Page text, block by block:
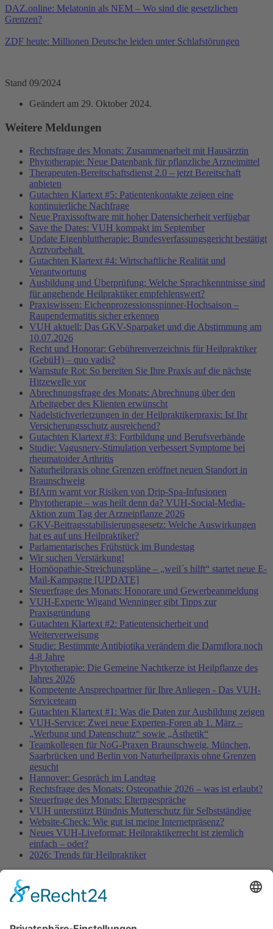
DAZ.online: Melatonin als NEM – Wo sind die gesetzlichen
Grenzen?
ZDF heute: Millionen Deutsche leiden unter Schlafstörungen
Stand 09/2024
Geändert am 29. Oktober 2024.
Weitere Meldungen
Rechtsfrage des Monats: Zusammenarbeit mit Hausärztin
Phytotherapie: Neue Datenbank für pflanzliche Arzneimittel
Therapeuten-Bereitschaftsdienst 2.0 – jetzt Bereitschaft
anbieten
Gutachten Klartext #5: Patientenkontakte zeigen eine
kontinuierliche Nachfrage
Neue Praxissoftware mit hoher Datensicherheit verfügbar
Save the Dates: VUH kompakt im September
Update Eigenbluttherapie: Bundesverfassungsgericht bestätigt
Arztvorbehalt
Gutachten Klartext #4: Wirtschaftliche Realität und
Verantwortung
Ausbildung und Überprüfung: Welche Sprachkenntnisse sind
für angehende Heilpraktiker empfehlenswert?
Praxiswissen: Eichenprozessionsspinner-Hochsaison –
Raupendermatitis sicher erkennen
VUH aktuell: Das GKV-Sparpaket und die Abstimmung am
10.07.2026
Recht und Honorar: Gebührenverzeichnis für Heilpraktiker
(GebüH) – quo vadis?
Warnstufe Rot: So bereiten Sie Ihre Praxis auf die nächste
Hitzewelle vor
Abrechnungsfrage des Monats: Abrechnung über den
Arbeitgeber des Klienten erwünscht
Nadelstichverletzungen in der Heilpraktikerpraxis: Ist Ihr
Versicherungsschutz ausreichend?
Gutachten Klartext #3: Fortbildung und Berufsverbände
Studie: Vagusnerv-Stimulation verbessert Symptome bei
rheumatoider Arthritis
Naturheilpraxis ohne Grenzen eröffnet neuen Standort in
Braunschweig
BfArm warnt vor Risiken von Drip-Spa-Infusionen
Phytotherapie – was heilt denn da? VUH-Social-Media-
Aktion zum Tag der Arzneipflanze 2026
GKV-Beitragsstabilisierungsgesetz: Welche Auswirkungen
hat es auf uns Heilpraktiker?
Parlamentarisches Frühstück im Bundestag
Wir suchen Verstärkung!
Homöopathie-Streichungspläne – „weil´s hilft“ startet neue E-
Mail-Kampagne [UPDATE]
Steuerfrage des Monats: Honorare und Gewerbeanmeldung
VUH-Experte Wigand Wenninger gibt Tipps zur
Praxisgründung
Gutachten Klartext #2: Patientensicherheit und
Weiterverweisung
Studie: Bestimmte Antibiotika verändern die Darmflora noch
4-8 Jahre
Phytotherapie: Die Gemeine Nachtkerze ist Heilpflanze des
Jahres 2026
Kompetente Ansprechpartner für Ihre Anliegen - Das VUH-
Serviceteam
Gutachten Klartext #1: Was die Daten zur Ausbildung zeigen
VUH-Service: Zwei neue Experten-Foren ab 1. März –
„Werbung und Datenschutz“ sowie „Ästhetik“
Teamkollegen für NoG-Praxen Braunschweig, München,
Saarbrücken und Berlin von Naturheilpraxis ohne Grenzen
gesucht
Hannover: Gespräch im Landtag
Rechtsfrage des Monats: Osteopathie 2026 – was ist erlaubt?
Steuerfrage des Monats: Elterngespräche
VUH unterstützt Bündnis Mutterschutz für Selbstständige
Website-Check: Wie gut ist meine Internetpräsenz?
Neues VUH-Liveformat: Heilpraktikerrecht ist ziemlich
einfach – oder?
2026: Trends für Heilpraktiker
Fachinformationen
Erstattungsfähige rezeptfreie Medikamente
Studie: Reduziert das Darmbakterium Bacteroides vulgatus